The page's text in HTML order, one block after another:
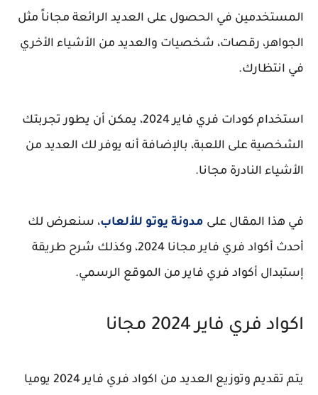
المستخدمين في الحصول على العديد الرائعة مجاناً مثل
الجواهر، رقصات، شخصيات والعديد من الأشياء الأخري
في انتظارك.
استخدام كودات فري فاير 2024، يمكن أن يطور تجربتك
الشخصية على اللعبة، بالإضافة أنه يوفر لك العديد من
الأشياء النادرة مجانا.
في هذا المقال على مدونة يوتو للألعاب، سنعرض لك
أحدث أكواد فري فاير مجانا 2024، وكذلك شرح طريقة
إستبدال أكواد فري فاير من الموقع الرسمي.
اكواد فري فاير 2024 مجانا
يتم تقديم وتوزيع العديد من اكواد فري فاير 2024 يوميا